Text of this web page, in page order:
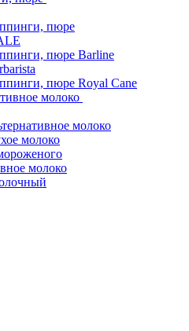
пюре
пюре Barline
пюре Royal Cane
молоко
молоко
молоко
молоко